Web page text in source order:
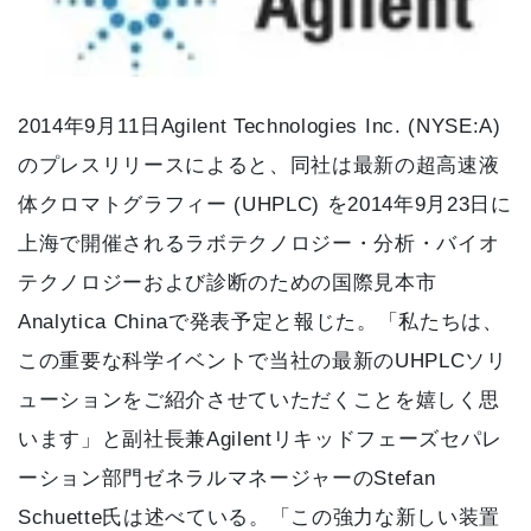
2014年9月11日Agilent Technologies Inc. (NYSE:A)
のプレスリリースによると、同社は最新の超高速液
体クロマトグラフィー (UHPLC) を2014年9月23日に
上海で開催されるラボテクノロジー・分析・バイオ
テクノロジーおよび診断のための国際見本市
Analytica Chinaで発表予定と報じた。「私たちは、
この重要な科学イベントで当社の最新のUHPLCソリ
ューションをご紹介させていただくことを嬉しく思
います」と副社長兼Agilentリキッドフェーズセパレ
ーション部門ゼネラルマネージャーのStefan
Schuette氏は述べている。「この強力な新しい装置